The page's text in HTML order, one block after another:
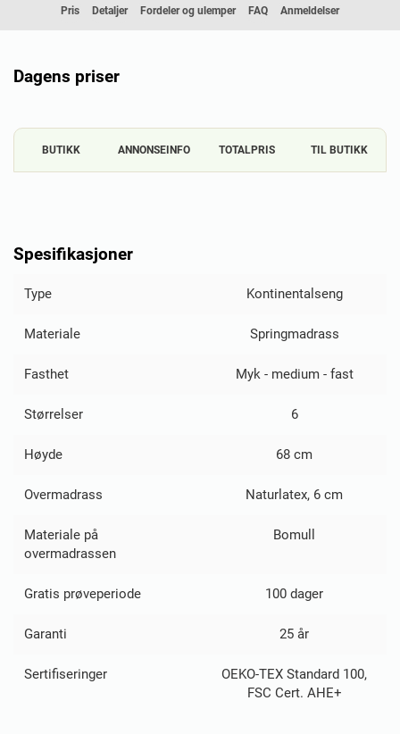
Pris Detaljer Fordeler og ulemper FAQ Anmeldelser
Dagens priser
BUTIKK ANNONSEINFO TOTALPRIS TIL BUTIKK
Spesifikasjoner
Type Kontinentalseng
Materiale Springmadrass
Fasthet Myk - medium - fast
Størrelser 6
Høyde 68 cm
Overmadrass Naturlatex, 6 cm
Materiale på
overmadrassen
Bomull
Gratis prøveperiode 100 dager
Garanti 25 år
Sertifiseringer
OEKO-TEX Standard 100,
FSC Cert. AHE+